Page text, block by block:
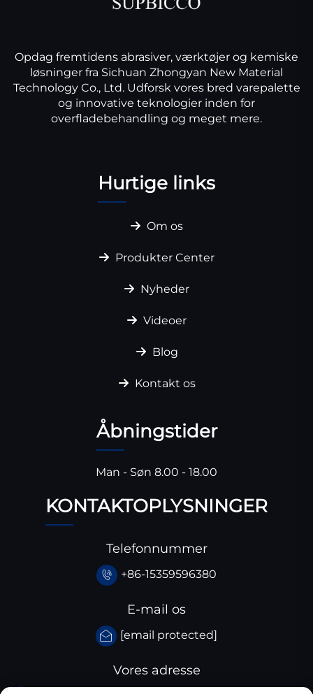
Opdag fremtidens abrasiver, værktøjer og kemiske
løsninger fra Sichuan Zhongyan New Material
Technology Co., Ltd. Udforsk vores bred varepalette
og innovative teknologier inden for
overfladebehandling og meget mere.
Hurtige links
Om os
Produkter Center
Nyheder
Videoer
Blog
Kontakt os
Åbningstider
Man - Søn 8.00 - 18.00
KONTAKTOPLYSNINGER
Telefonnummer
+86-15359596380
E-mail os
[email protected]
Vores adresse